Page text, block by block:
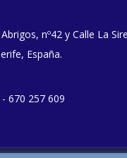
nº42 y Calle La
España.
670 257 609